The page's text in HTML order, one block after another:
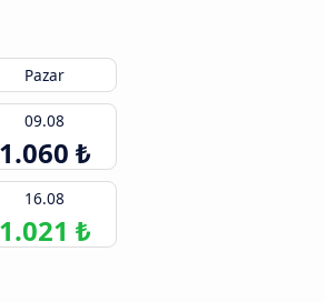
Pazar
09.08
1.060 ₺
16.08
1.021 ₺